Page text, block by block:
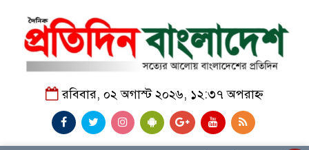
রবিবার, ০২ অগাস্ট ২০২৬, ১২:৩৭ অপরাহ্ন